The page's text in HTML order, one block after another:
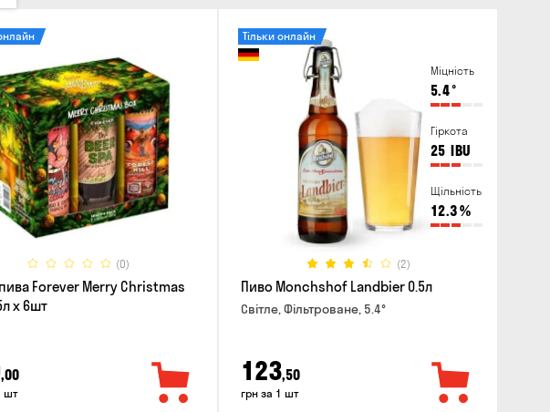
(0)
Forever Merry Christmas
x 6шт
,00
шт
Міцність
5.4°
Гіркота
25 IBU
Щільність
12.3%
(2)
Тільки онлайн
Пиво Monchshof Landbier 0.5л
Світле, Фільтроване, 5.4°
123,50
грн за 1 шт